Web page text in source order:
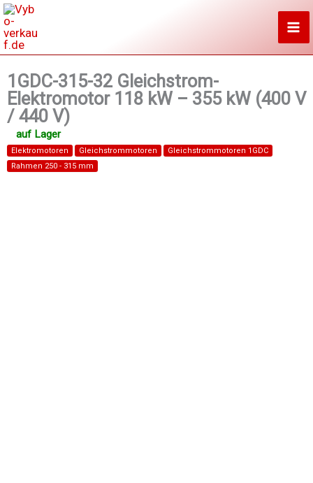
Zum
Inhalt
springen
1GDC-315-32 Gleichstrom-
Elektromotor 118 kW – 355 kW (400 V
/ 440 V)
Elektromotoren Gleichstrommotoren
Gleichstrommotoren 1GDC
Rahmen 250 - 315 mm